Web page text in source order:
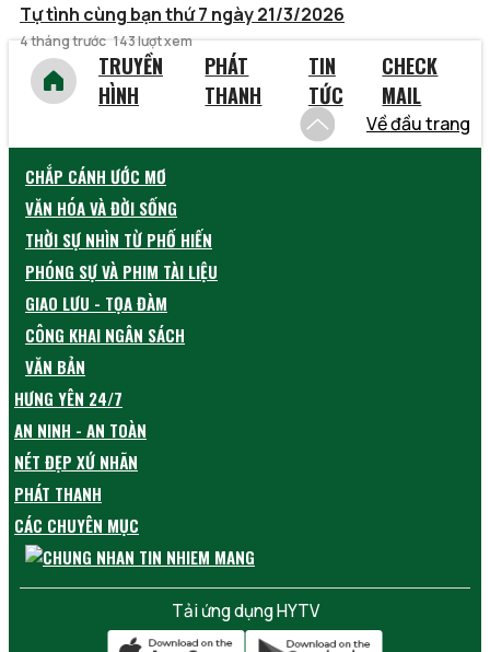
Tự tình cùng bạn thứ 7 ngày 21/3/2026
4 tháng trước 143 lượt xem
TRUYỀN
HÌNH
PHÁT
THANH
TIN
TỨC
CHECK
MAIL
Về đầu trang
CHẮP CÁNH ƯỚC MƠ
VĂN HÓA VÀ ĐỜI SỐNG
THỜI SỰ NHÌN TỪ PHỐ HIẾN
PHÓNG SỰ VÀ PHIM TÀI LIỆU
GIAO LƯU - TỌA ĐÀM
CÔNG KHAI NGÂN SÁCH
VĂN BẢN
HƯNG YÊN 24/7
AN NINH - AN TOÀN
NÉT ĐẸP XỨ NHÃN
PHÁT THANH
CÁC CHUYÊN MỤC
Tải ứng dụng HYTV